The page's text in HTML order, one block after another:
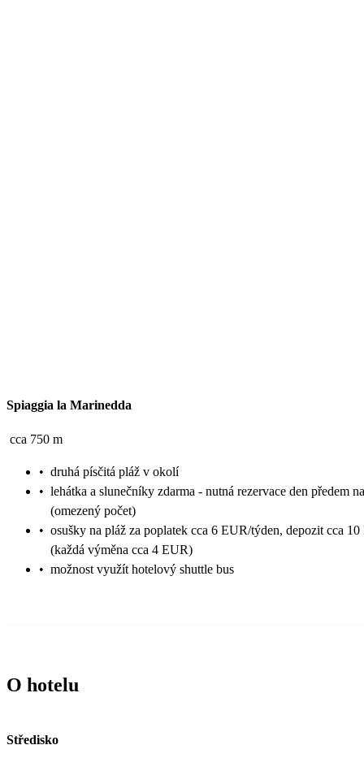
Spiaggia la Marinedda
cca 750 m
• druhá písčitá pláž v okolí
• lehátka a slunečníky zdarma - nutná rezervace den předem
(omezený počet)
• osušky na pláž za poplatek cca 6 EUR/týden, depozit cca
(každá výměna cca 4 EUR)
• možnost využít hotelový shuttle bus
O hotelu
Středisko